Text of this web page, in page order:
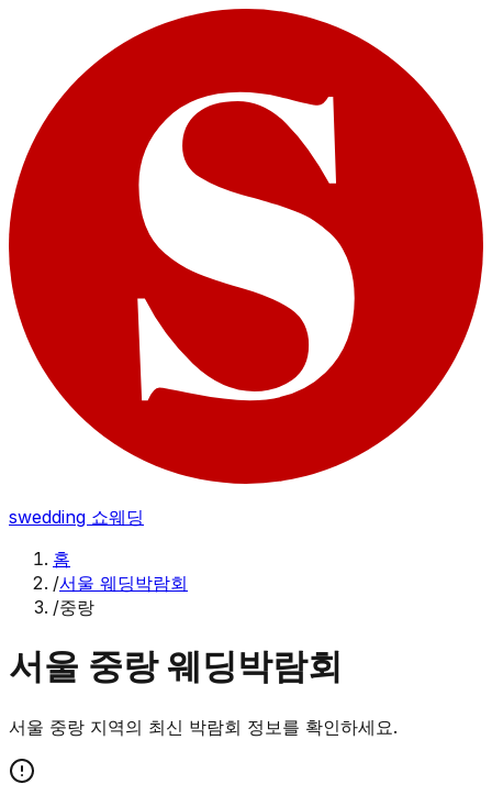
swedding 쇼웨딩
홈
/서울 웨딩박람회
/중랑
서울 중랑웨딩박람회
서울 중랑 지역의 최신 박람회 정보를 확인하세요.